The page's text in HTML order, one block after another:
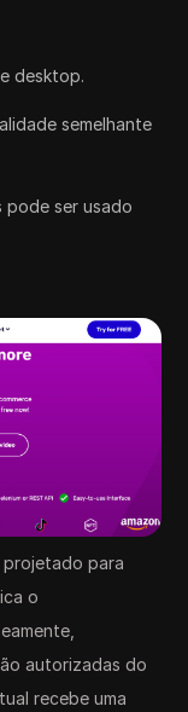
desktop.
semelhante
pode ser usado
para
o
autorizadas do
recebe uma